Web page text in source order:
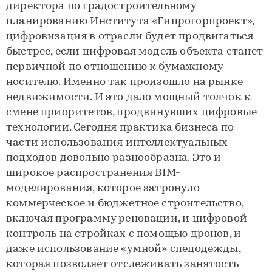
директора по градостроительному
планированию Института «Гипрогорпроект»,
цифровизация в отрасли будет продвигаться
быстрее, если цифровая модель объекта станет
первичной по отношению к бумажному
носителю. Именно так произошло на рынке
недвижимости. И это дало мощный толчок к
смене приоритетов, продвинувших цифровые
технологии. Сегодня практика бизнеса по
части использования интеллектуальных
подходов довольно разнообразна. Это и
широкое распространения BIM-
моделирования, которое затронуло
коммерческое и бюджетное строительство,
включая программу реновации, и цифровой
контроль на стройках с помощью дронов, и
даже использование «умной» спецодежды,
которая позволяет отслеживать занятость